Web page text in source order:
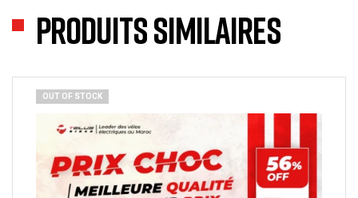
Produits similaires
OUT OF STOCK